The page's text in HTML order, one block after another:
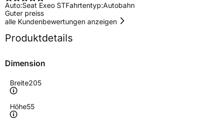
Auto:Seat Exeo STFahrtentyp:Autobahn
Guter preiss
alle Kundenbewertungen anzeigen
Produktdetails
Dimension
Breite205
Höhe55